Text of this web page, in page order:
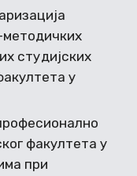
студијских
у
факултета у
при